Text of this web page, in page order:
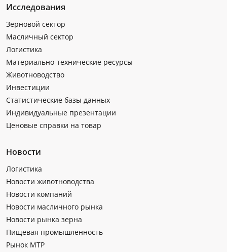
Исследования
Зерновой сектор
Масличный сектор
Логистика
Материально-технические ресурсы
Животноводство
Инвестиции
Статистические базы данных
Индивидуальные презентации
Ценовые справки на товар
Новости
Логистика
Новости животноводства
Новости компаний
Новости масличного рынка
Новости рынка зерна
Пищевая промышленность
Рынок МТР